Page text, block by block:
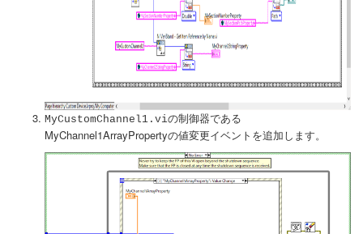
MyCustomChannel1.viの制御器である
MyChannel1ArrayPropertyの値変更イベントを追加します。